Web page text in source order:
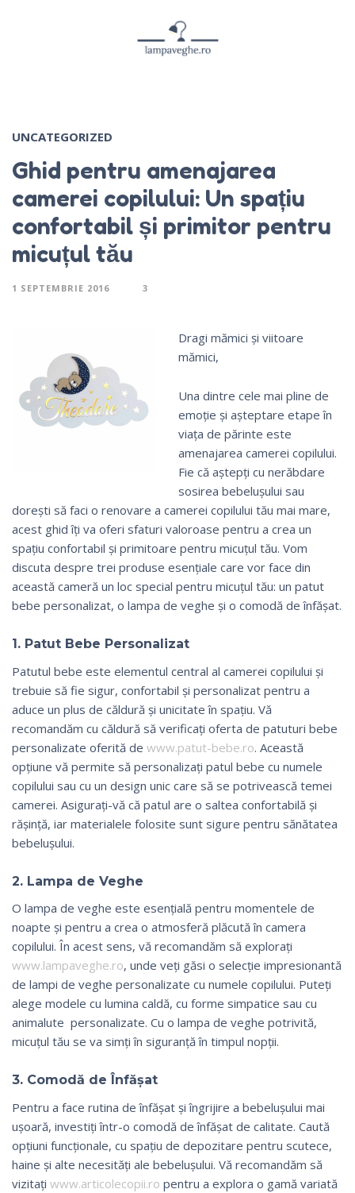
UNCATEGORIZED
Ghid pentru amenajarea
camerei copilului: Un spațiu
confortabil și primitor pentru
micuțul tău
1 SEPTEMBRIE 2016 3
Dragi mămici și viitoare
mămici,
Una dintre cele mai pline de
emoție și așteptare etape în
viața de părinte este
amenajarea camerei copilului.
Fie că aștepți cu nerăbdare
sosirea bebelușului sau
dorești să faci o renovare a camerei copilului tău mai mare,
acest ghid îți va oferi sfaturi valoroase pentru a crea un
spațiu confortabil și primitoare pentru micuțul tău. Vom
discuta despre trei produse esențiale care vor face din
această cameră un loc special pentru micuțul tău: un patut
bebe personalizat, o lampa de veghe și o comodă de înfășat.
1. Patut Bebe Personalizat
Patutul bebe este elementul central al camerei copilului și
trebuie să fie sigur, confortabil și personalizat pentru a
aduce un plus de căldură și unicitate în spațiu. Vă
recomandăm cu căldură să verificați oferta de patuturi bebe
personalizate oferită de www.patut-bebe.ro. Această
opțiune vă permite să personalizați patul bebe cu numele
copilului sau cu un design unic care să se potrivească temei
camerei. Asigurați-vă că patul are o saltea confortabilă și
rășință, iar materialele folosite sunt sigure pentru sănătatea
bebelușului.
2. Lampa de Veghe
O lampa de veghe este esențială pentru momentele de
noapte și pentru a crea o atmosferă plăcută în camera
copilului. În acest sens, vă recomandăm să explorați
www.lampaveghe.ro, unde veți găsi o selecție impresionantă
de lampi de veghe personalizate cu numele copilului. Puteți
alege modele cu lumina caldă, cu forme simpatice sau cu
animalute personalizate. Cu o lampa de veghe potrivită,
micuțul tău se va simți în siguranță în timpul nopții.
3. Comodă de Înfășat
Pentru a face rutina de înfășat și îngrijire a bebelușului mai
ușoară, investiți într-o comodă de înfășat de calitate. Caută
opțiuni funcționale, cu spațiu de depozitare pentru scutece,
haine și alte necesități ale bebelușului. Vă recomandăm să
vizitați www.articolecopii.ro pentru a explora o gamă variată